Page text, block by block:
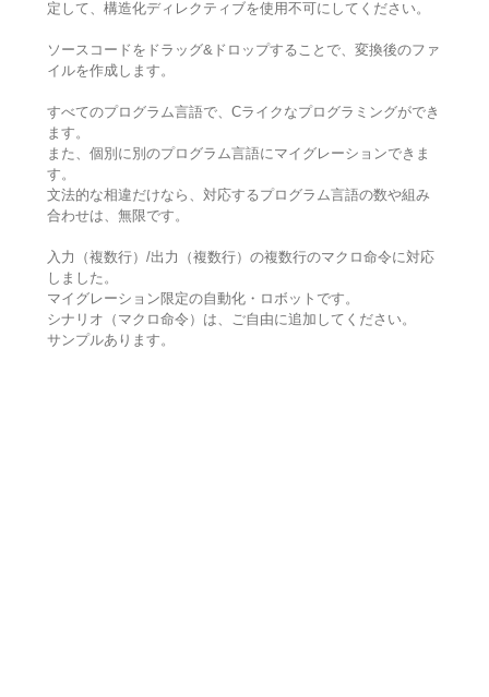
定して、構造化ディレクティブを使用不可にしてください。
ソースコードをドラッグ&ドロップすることで、変換後のファ
イルを作成します。
すべてのプログラム言語で、Cライクなプログラミングができ
ます。
また、個別に別のプログラム言語にマイグレーションできま
す。
文法的な相違だけなら、対応するプログラム言語の数や組み
合わせは、無限です。
入力（複数行）/出力（複数行）の複数行のマクロ命令に対応
しました。
マイグレーション限定の自動化・ロボットです。
シナリオ（マクロ命令）は、ご自由に追加してください。
サンプルあります。